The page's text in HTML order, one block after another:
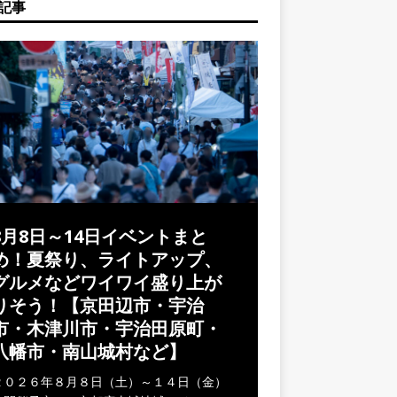
事
8日～14日イベントまと
！夏祭り、ライトアップ、
ルメなどワイワイ盛り上が
そう！【京田辺市・宇治
・木津川市・宇治田原町・
幡市・南山城村など】
０２６年８月８日（土）～１４日（金）